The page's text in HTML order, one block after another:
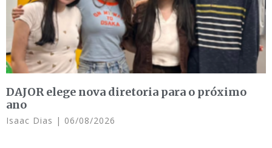
DAJOR elege nova diretoria para o próximo
ano
Isaac Dias 06/08/2026